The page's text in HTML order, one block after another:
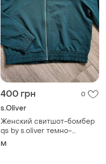
400 грн 0
s.Oliver
Женский свитшот-бомбер
qs by s.oliver темно-
изумрудный на молнии
M